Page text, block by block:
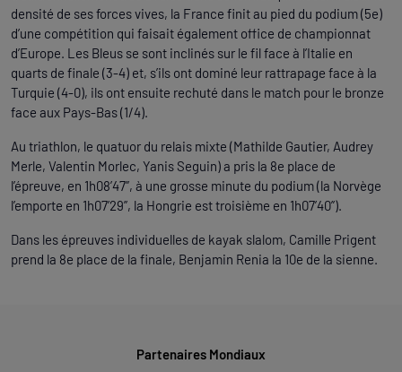
densité de ses forces vives, la France finit au pied du podium (5e)
d’une compétition qui faisait également office de championnat
d’Europe. Les Bleus se sont inclinés sur le fil face à l’Italie en
quarts de finale (3-4) et, s’ils ont dominé leur rattrapage face à la
Turquie (4-0), ils ont ensuite rechuté dans le match pour le bronze
face aux Pays-Bas (1/4).
Au triathlon, le quatuor du relais mixte (Mathilde Gautier, Audrey
Merle, Valentin Morlec, Yanis Seguin) a pris la 8e place de
l’épreuve, en 1h08’47’’, à une grosse minute du podium (la Norvège
l’emporte en 1h07’29’’, la Hongrie est troisième en 1h07’40’’).
Dans les épreuves individuelles de kayak slalom, Camille Prigent
prend la 8e place de la finale, Benjamin Renia la 10e de la sienne.
Partenaires Mondiaux